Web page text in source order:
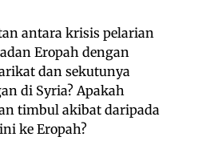
antara krisis pelarian
Eropah dengan
dan sekutunya
di Syria? Apakah
timbul akibat daripada
ke Eropah?